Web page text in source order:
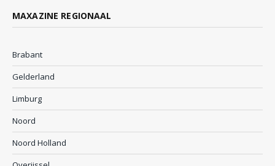
MAXAZINE REGIONAAL
Brabant
Gelderland
Limburg
Noord
Noord Holland